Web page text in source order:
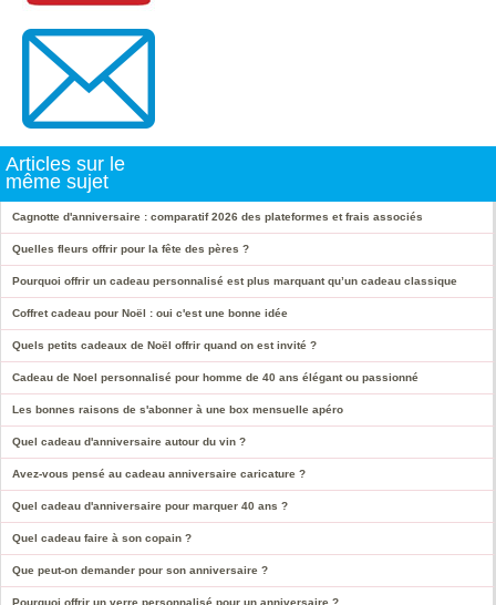
Articles sur le
même sujet
Cagnotte d'anniversaire : comparatif 2026 des plateformes et frais associés
Quelles fleurs offrir pour la fête des pères ?
Pourquoi offrir un cadeau personnalisé est plus marquant qu’un cadeau classique
Coffret cadeau pour Noël : oui c'est une bonne idée
Quels petits cadeaux de Noël offrir quand on est invité ?
Cadeau de Noel personnalisé pour homme de 40 ans élégant ou passionné
Les bonnes raisons de s'abonner à une box mensuelle apéro
Quel cadeau d'anniversaire autour du vin ?
Avez-vous pensé au cadeau anniversaire caricature ?
Quel cadeau d'anniversaire pour marquer 40 ans ?
Quel cadeau faire à son copain ?
Que peut-on demander pour son anniversaire ?
Pourquoi offrir un verre personnalisé pour un anniversaire ?